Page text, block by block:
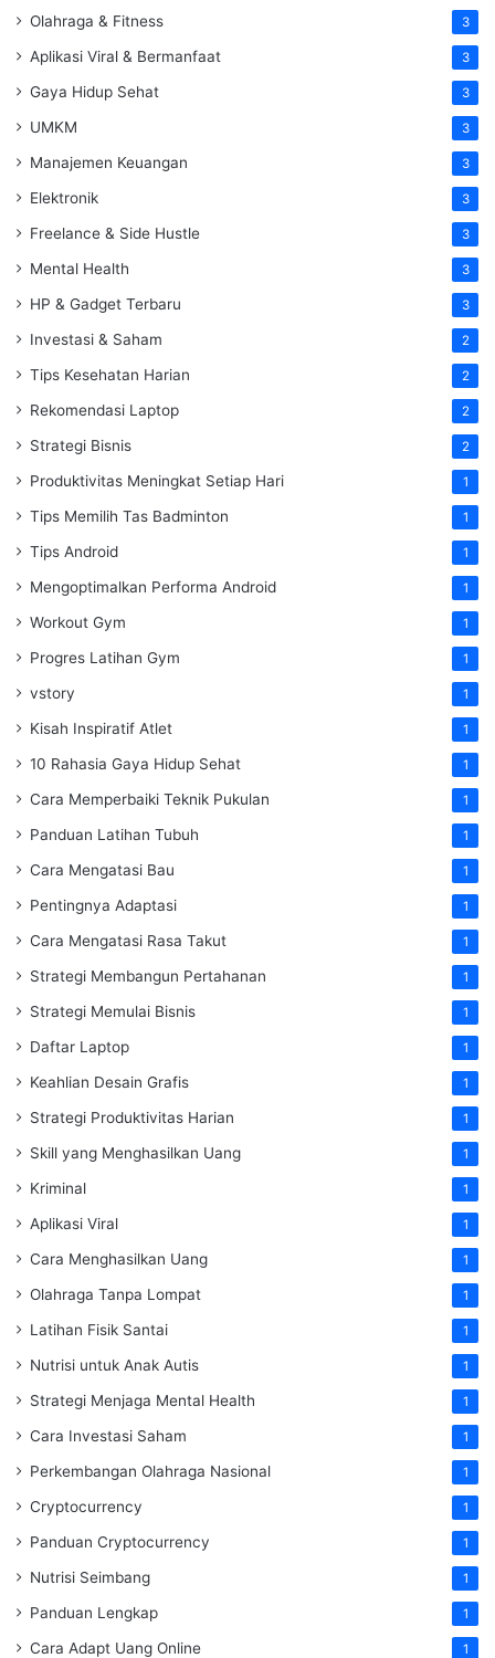
Olahraga & Fitness 3
Aplikasi Viral & Bermanfaat 3
Gaya Hidup Sehat 3
UMKM 3
Manajemen Keuangan 3
Elektronik 3
Freelance & Side Hustle 3
Mental Health 3
HP & Gadget Terbaru 3
Investasi & Saham 2
Tips Kesehatan Harian 2
Rekomendasi Laptop 2
Strategi Bisnis 2
Produktivitas Meningkat Setiap Hari 1
Tips Memilih Tas Badminton 1
Tips Android 1
Mengoptimalkan Performa Android 1
Workout Gym 1
Progres Latihan Gym 1
vstory 1
Kisah Inspiratif Atlet 1
10 Rahasia Gaya Hidup Sehat 1
Cara Memperbaiki Teknik Pukulan 1
Panduan Latihan Tubuh 1
Cara Mengatasi Bau 1
Pentingnya Adaptasi 1
Cara Mengatasi Rasa Takut 1
Strategi Membangun Pertahanan 1
Strategi Memulai Bisnis 1
Daftar Laptop 1
Keahlian Desain Grafis 1
Strategi Produktivitas Harian 1
Skill yang Menghasilkan Uang 1
Kriminal 1
Aplikasi Viral 1
Cara Menghasilkan Uang 1
Olahraga Tanpa Lompat 1
Latihan Fisik Santai 1
Nutrisi untuk Anak Autis 1
Strategi Menjaga Mental Health 1
Cara Investasi Saham 1
Perkembangan Olahraga Nasional 1
Cryptocurrency 1
Panduan Cryptocurrency 1
Nutrisi Seimbang 1
Panduan Lengkap 1
Cara Adapt Uang Online 1